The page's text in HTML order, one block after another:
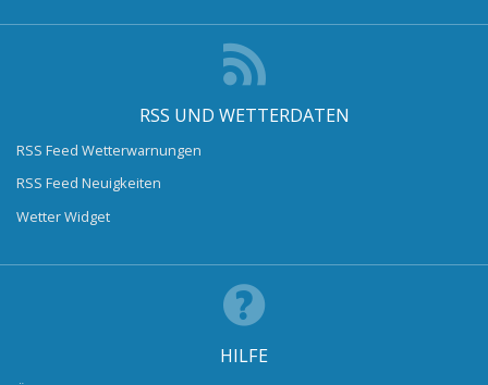
RSS UND WETTERDATEN
RSS Feed Wetterwarnungen
RSS Feed Neuigkeiten
Wetter Widget
HILFE